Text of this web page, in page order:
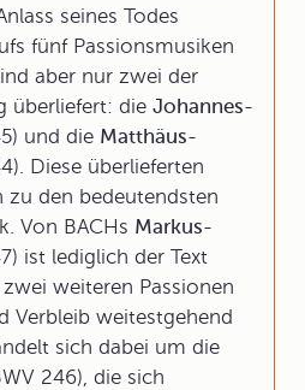
seines Todes
fünf Passionsmusiken
aber nur zwei der
überliefert: die Johannes-
und die Matthäus-
Diese überlieferten
zu den bedeutendsten
Von BACHs Markus-
ist lediglich der Text
weiteren Passionen
Verbleib weitestgehend
sich dabei um die
246), die sich